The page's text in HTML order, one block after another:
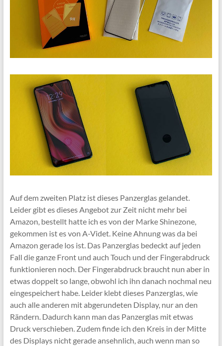
Auf dem zweiten Platz ist dieses Panzerglas gelandet.
Leider gibt es dieses Angebot zur Zeit nicht mehr bei
Amazon, bestellt hatte ich es von der Marke Shinezone,
gekommen ist es von A-Videt. Keine Ahnung was da bei
Amazon gerade los ist. Das Panzerglas bedeckt auf jeden
Fall die ganze Front und auch Touch und der Fingerabdruck
funktionieren noch. Der Fingerabdruck braucht nun aber in
etwas doppelt so lange, obwohl ich ihn danach nochmal neu
eingespeichert habe. Leider klebt dieses Panzerglas, wie
auch alle anderen mit abgerundeten Display, nur an den
Rändern. Dadurch kann man das Panzerglas mit etwas
Druck verschieben. Zudem finde ich den Kreis in der Mitte
des Displays nicht gerade ansehnlich, auch wenn man so